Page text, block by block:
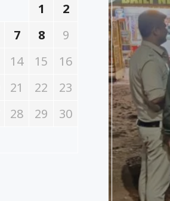
1
2
7 8
9
14 15
16
21 22
23
28 29
30